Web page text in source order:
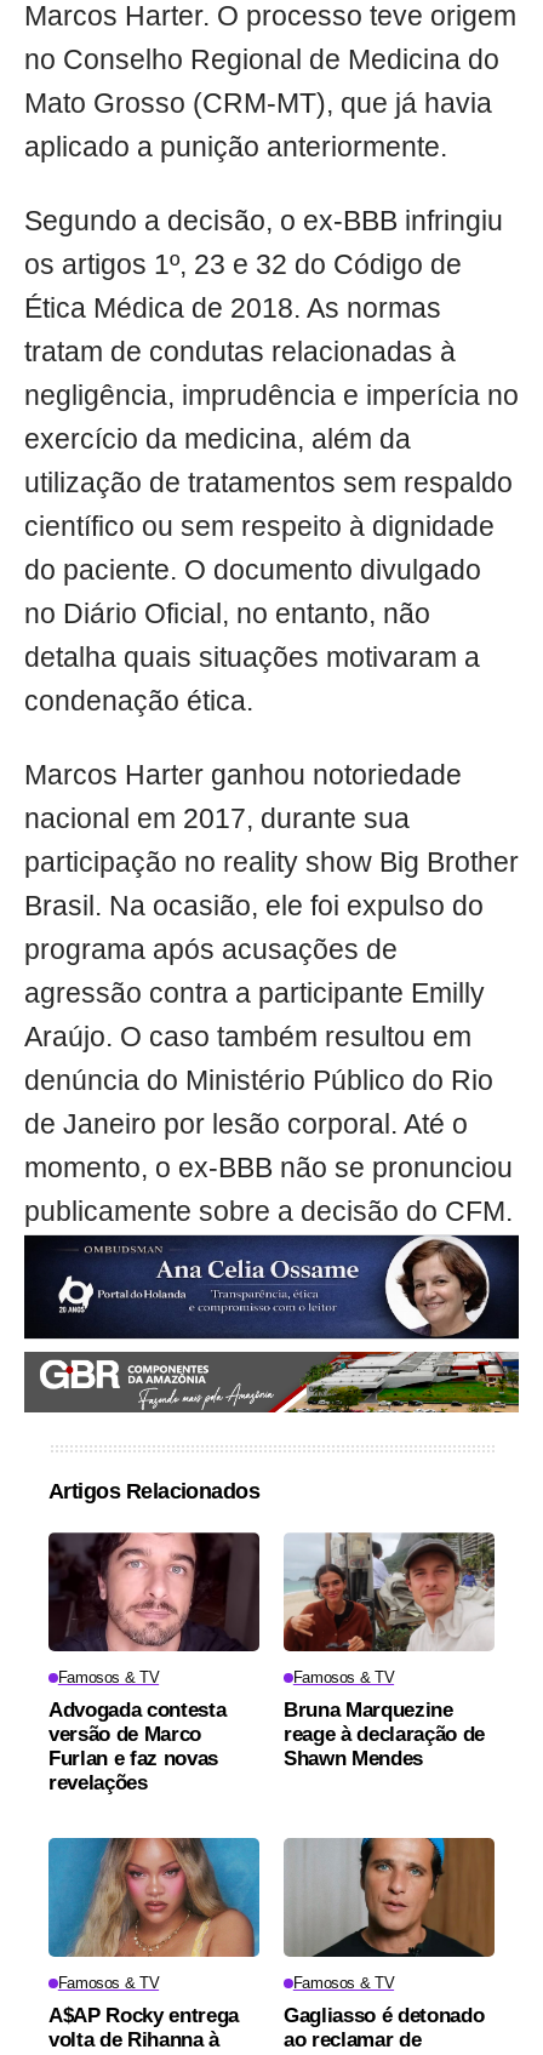
Marcos Harter. O processo teve origem
no Conselho Regional de Medicina do
Mato Grosso (CRM-MT), que já havia
aplicado a punição anteriormente.
Segundo a decisão, o ex-BBB infringiu
os artigos 1º, 23 e 32 do Código de
Ética Médica de 2018. As normas
tratam de condutas relacionadas à
negligência, imprudência e imperícia no
exercício da medicina, além da
utilização de tratamentos sem respaldo
científico ou sem respeito à dignidade
do paciente. O documento divulgado
no Diário Oficial, no entanto, não
detalha quais situações motivaram a
condenação ética.
Marcos Harter ganhou notoriedade
nacional em 2017, durante sua
participação no reality show Big Brother
Brasil. Na ocasião, ele foi expulso do
programa após acusações de
agressão contra a participante Emilly
Araújo. O caso também resultou em
denúncia do Ministério Público do Rio
de Janeiro por lesão corporal. Até o
momento, o ex-BBB não se pronunciou
publicamente sobre a decisão do CFM.
Artigos Relacionados
Famosos & TV
Advogada contesta
versão de Marco
Furlan e faz novas
revelações
Famosos & TV
Bruna Marquezine
reage à declaração de
Shawn Mendes
Famosos & TV
A$AP Rocky entrega
volta de Rihanna à
Famosos & TV
Gagliasso é detonado
ao reclamar de